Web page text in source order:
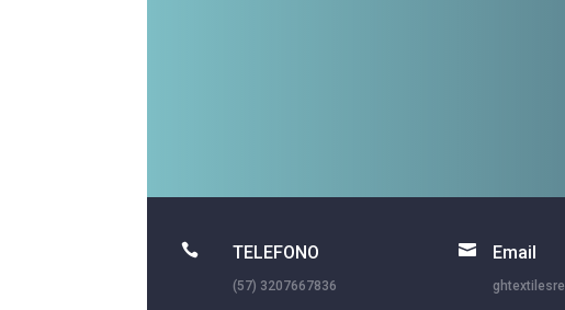
 TELEFONO
(57) 3207667836
 Email